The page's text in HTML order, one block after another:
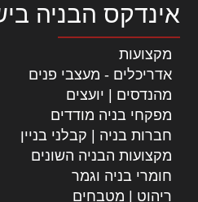
אינדקס הבניה
מקצועות
אדריכלים - מעצבי פנים
מהנדסים | יועצים
מפקחי בניה מודדים
חברות בניה | קבלני בניין
מקצועות הבניה השונים
חומרי בניה וגמר
ריהוט | מטבחים